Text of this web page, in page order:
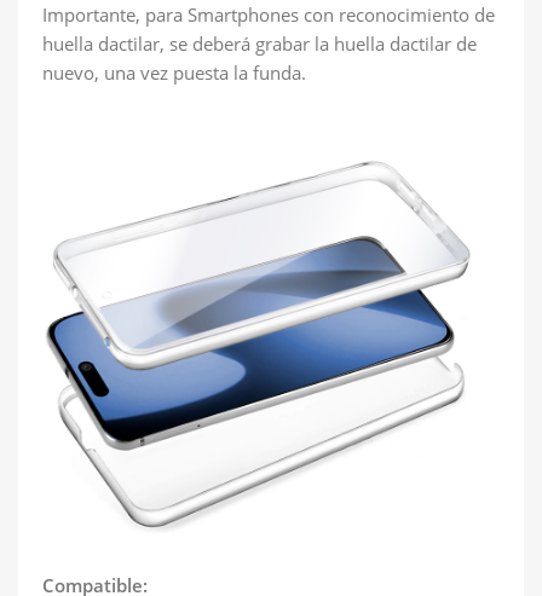
Importante, para Smartphones con reconocimiento de
huella dactilar, se deberá grabar la huella dactilar de
nuevo, una vez puesta la funda.
Compatible: